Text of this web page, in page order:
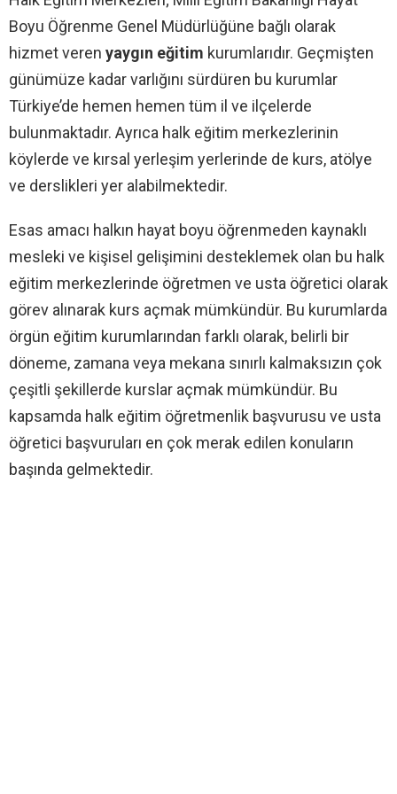
Boyu Öğrenme Genel Müdürlüğüne bağlı olarak
hizmet veren yaygın eğitim kurumlarıdır. Geçmişten
günümüze kadar varlığını sürdüren bu kurumlar
Türkiye’de hemen hemen tüm il ve ilçelerde
bulunmaktadır. Ayrıca halk eğitim merkezlerinin
köylerde ve kırsal yerleşim yerlerinde de kurs, atölye
ve derslikleri yer alabilmektedir.
Esas amacı halkın hayat boyu öğrenmeden kaynaklı
mesleki ve kişisel gelişimini desteklemek olan bu halk
eğitim merkezlerinde öğretmen ve usta öğretici olarak
görev alınarak kurs açmak mümkündür. Bu kurumlarda
örgün eğitim kurumlarından farklı olarak, belirli bir
döneme, zamana veya mekana sınırlı kalmaksızın çok
çeşitli şekillerde kurslar açmak mümkündür. Bu
kapsamda halk eğitim öğretmenlik başvurusu ve usta
öğretici başvuruları en çok merak edilen konuların
başında gelmektedir.